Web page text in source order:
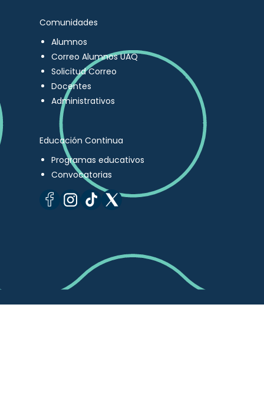
Comunidades
Alumnos
Correo Alumnos UAQ
Solicitud Correo
Docentes
Administrativos
Educación Continua
Programas educativos
Convocatorias